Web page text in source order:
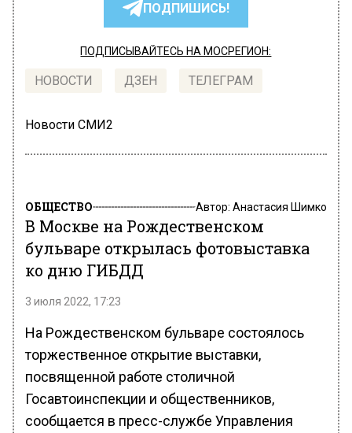
ПОДПИШИСЬ!
ПОДПИСЫВАЙТЕСЬ НА МОСРЕГИОН:
НОВОСТИ ДЗЕН ТЕЛЕГРАМ
Новости СМИ2
ОБЩЕСТВО Автор: Анастасия Шимко
В Москве на Рождественском
бульваре открылась фотовыставка
ко дню ГИБДД
3 июля 2022, 17:23
На Рождественском бульваре состоялось
торжественное открытие выставки,
посвященной работе столичной
Госавтоинспекции и общественников,
сообщается в пресс-службе Управления